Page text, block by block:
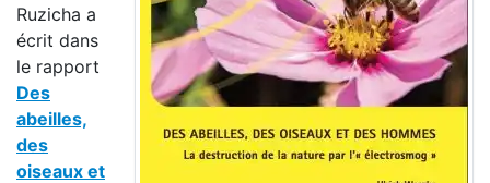
Ruzicha a
écrit dans
le rapport
Des
abeilles,
des
oiseaux et